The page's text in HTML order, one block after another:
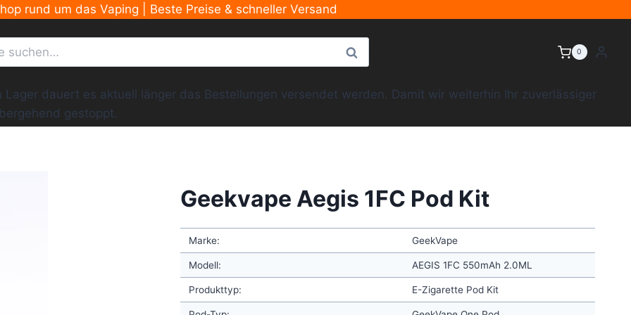
rund um das Vaping | Beste Preise & schneller Versand
Suche 0
dauert es aktuell länger das Bestellungen versendet werden. Damit wir weiterhin Ihr zuverlässiger
gestoppt.
Geekvape Aegis 1FC Pod Kit
Marke: GeekVape
Modell: AEGIS 1FC 550mAh 2.0ML
Produkttyp: E-Zigarette Pod Kit